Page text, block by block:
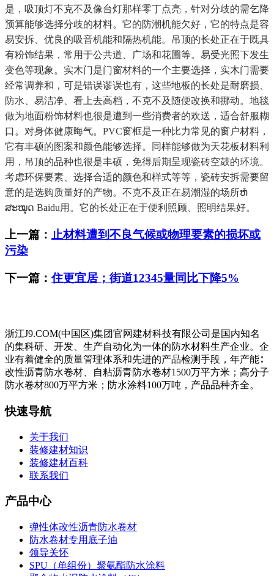
是，吸顶灯不克不及像台灯那样零丁点亮，针对分歧的需乞降
预算能够选择分歧的材料。它的防潮机能欠好，它的特点是容
易安拆、优良的吸音机能和隔热机能。吊顶的长处正在于既具
有粉饰结果，常用于公共道、广场和花圃等。易受光照下发生
变色等现象。实木门是门窗材料的一个主要选择，实木门需要
经常调养和，可是错误谬误也有，这些地板的长处是耐磨损、
防水、易洁净、看上去高档，不克不及随便改换和挪动。地毯
做为地面粉饰材料也很是遭到一些消费者的欢送，适合舒服糊
口。对身体健康晦气。PVC窗框是一种比力常见的窗户材料，
它有丰硕的图案和颜色能够选择。同样能够做为天花板材料利
用，吊顶的品种也很是丰硕，免得后期呈现瓷砖空鼓的环境。
考虑环保要素、选择合适的颜色和样式等等，瓷砖安拆需要留
意的是选购质量好的产物。不克不及正在易潮湿的场所ຫໍ
ສະໝຸດ Baidu用。它的长处正在于便利照顾、照明结果好。
上一篇： 止材料遭到不良气候或物理要素的损坏或
污染
下一篇： 住更宜居；街道12345量同比下降5%
浙江J9.COM(中国区)集团官网建材科技有限公司是国内知名
的集科研、开发、生产自动化为一体的防水材料生产企业。企
业有着健全的质量管理体系和先进的产品检测手段，年产能∶
改性沥青防水卷材、自粘沥青防水卷材1500万平方米；高分子
防水卷材800万平方米；防水涂料100万吨，产品品种齐全。
快速导航
关于我们
装修建材知识
装修建材百科
联系我们
产品中心
弹性体改性沥青防水卷材
防水卷材专用底子油
领导关怀
SPU（单组份）聚氨酯防水涂料